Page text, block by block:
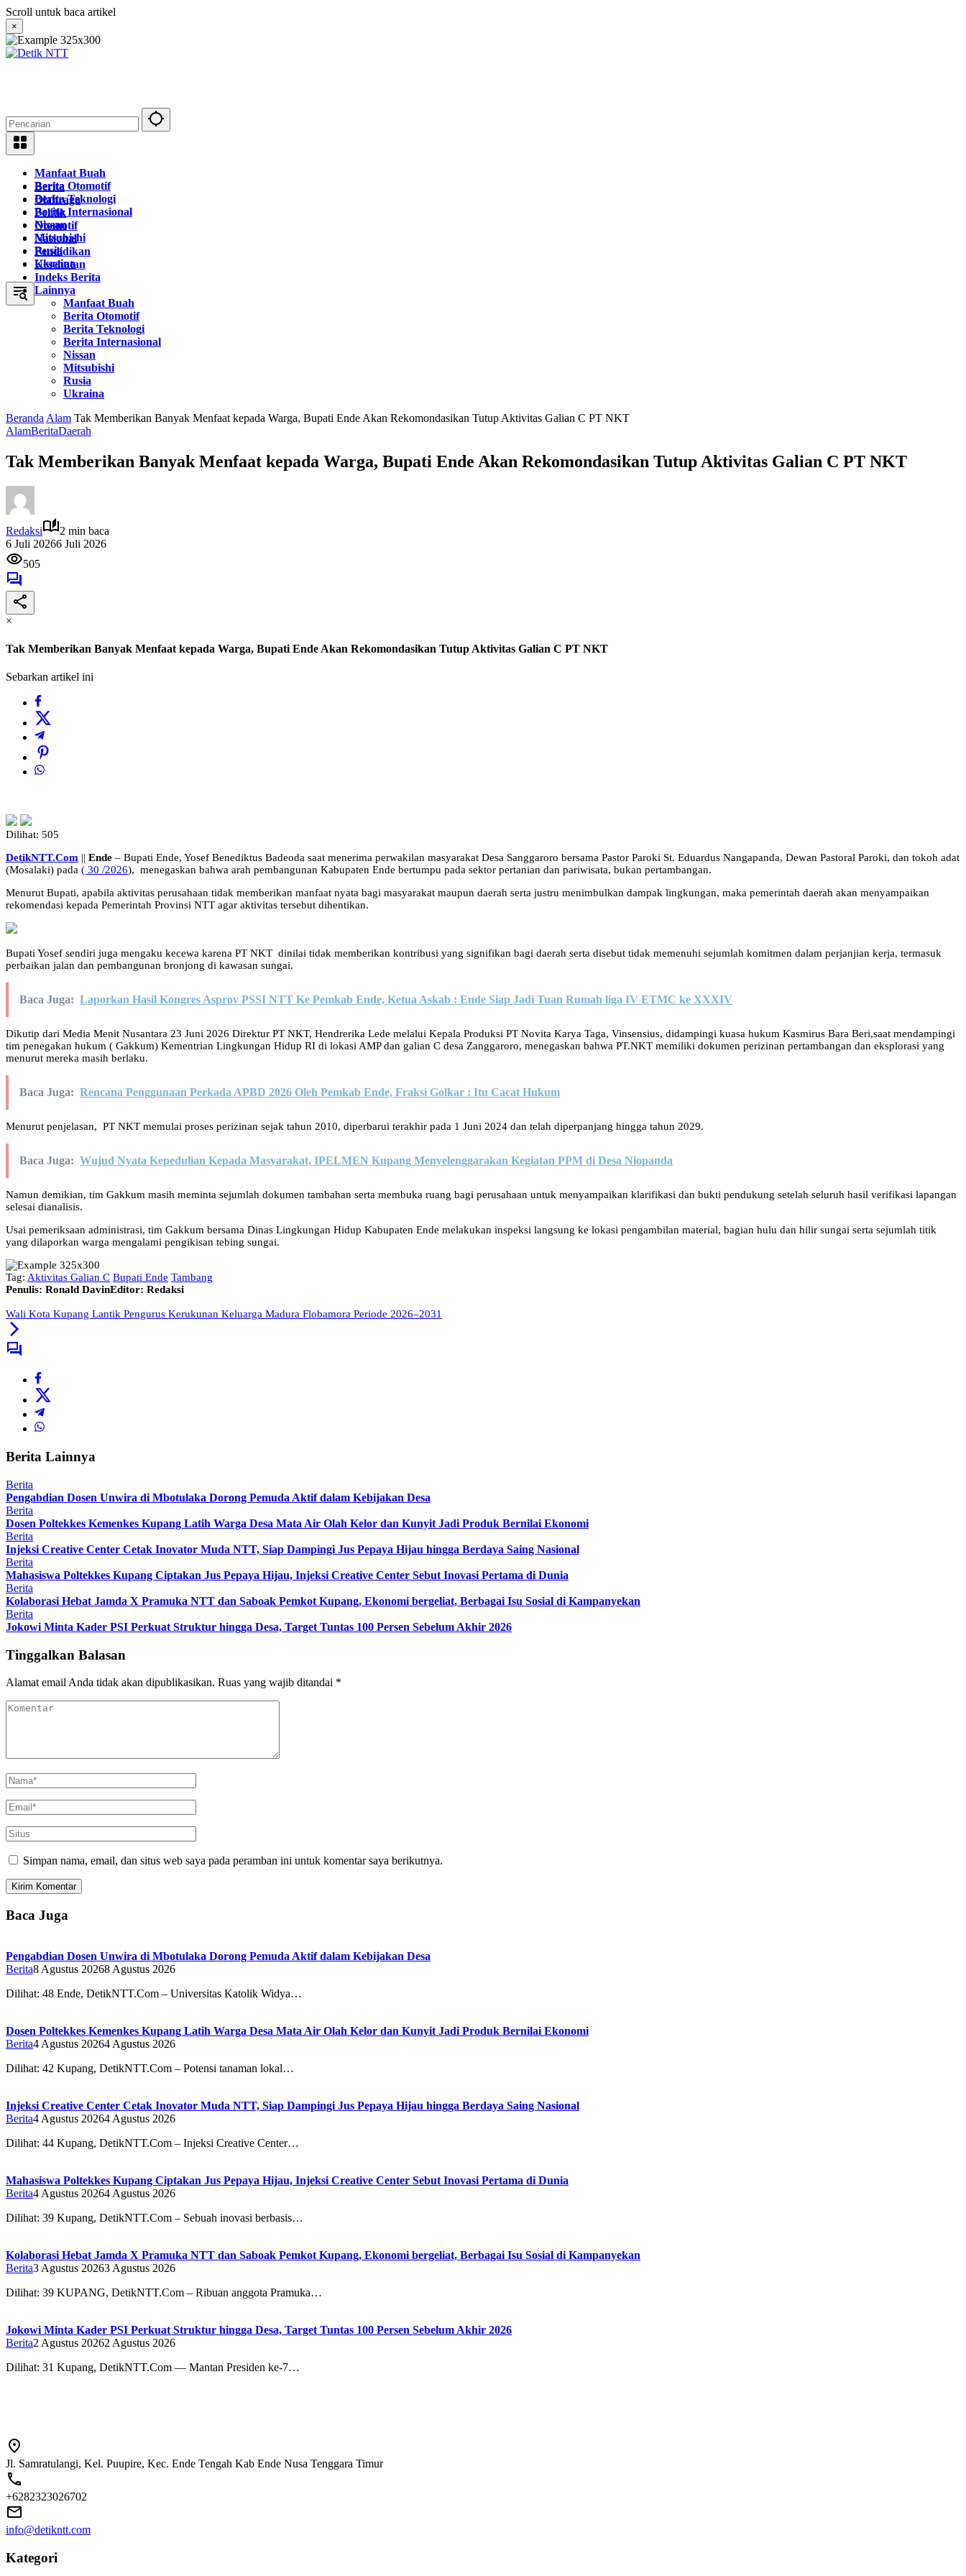
Langsung
ke
konten
Scroll untuk baca artikel
×
Manfaat Buah
Berita Otomotif
Berita Teknologi
Berita Internasional
Nissan
Mitsubishi
Rusia
Ukraina
Berita
Olahraga
Politik
Otomotif
Nasional
Pendidikan
Kesehatan
Indeks Berita
Lainnya
Manfaat Buah
Berita Otomotif
Berita Teknologi
Berita Internasional
Nissan
Mitsubishi
Rusia
Ukraina
Beranda Alam Tak Memberikan Banyak Menfaat kepada Warga, Bupati Ende Akan Rekomondasikan Tutup Aktivitas Galian C PT NKT
AlamBeritaDaerah
Tak Memberikan Banyak Menfaat kepada Warga, Bupati Ende Akan Rekomondasikan Tutup Aktivitas Galian C PT NKT
Redaksi
2 min baca
6 Juli 20266 Juli 2026
505
×
Tak Memberikan Banyak Menfaat kepada Warga, Bupati Ende Akan Rekomondasikan Tutup Aktivitas Galian C PT NKT
Sebarkan artikel ini
Dilihat: 505
DetikNTT.Com || Ende – Bupati Ende, Yosef Benediktus Badeoda saat menerima perwakilan masyarakat Desa Sanggaroro bersama Pastor Paroki St. Eduardus Nangapanda, Dewan Pastoral Paroki, dan tokoh adat
(Mosalaki) pada ( 30 /2026), menegaskan bahwa arah pembangunan Kabupaten Ende bertumpu pada sektor pertanian dan pariwisata, bukan pertambangan.
Menurut Bupati, apabila aktivitas perusahaan tidak memberikan manfaat nyata bagi masyarakat maupun daerah serta justru menimbulkan dampak lingkungan, maka pemerintah daerah akan menyampaikan
rekomendasi kepada Pemerintah Provinsi NTT agar aktivitas tersebut dihentikan.
Bupati Yosef sendiri juga mengaku kecewa karena PT NKT dinilai tidak memberikan kontribusi yang signifikan bagi daerah serta disebut tidak memenuhi sejumlah komitmen dalam perjanjian kerja, termasuk
perbaikan jalan dan pembangunan bronjong di kawasan sungai.
Baca Juga: Laporkan Hasil Kongres Asprov PSSI NTT Ke Pemkab Ende, Ketua Askab : Ende Siap Jadi Tuan Rumah liga IV ETMC ke XXXIV
Dikutip dari Media Menit Nusantara 23 Juni 2026 Direktur PT NKT, Hendrerika Lede melalui Kepala Produksi PT Novita Karya Taga, Vinsensius, didampingi kuasa hukum Kasmirus Bara Beri,saat mendampingi
tim penegakan hukum ( Gakkum) Kementrian Lingkungan Hidup RI di lokasi AMP dan galian C desa Zanggaroro, menegaskan bahwa PT.NKT memiliki dokumen perizinan pertambangan dan eksplorasi yang
menurut mereka masih berlaku.
Baca Juga: Rencana Penggunaan Perkada APBD 2026 Oleh Pemkab Ende, Fraksi Golkar : Itu Cacat Hukum
Menurut penjelasan, PT NKT memulai proses perizinan sejak tahun 2010, diperbarui terakhir pada 1 Juni 2024 dan telah diperpanjang hingga tahun 2029.
Baca Juga: Wujud Nyata Kepedulian Kepada Masyarakat, IPELMEN Kupang Menyelenggarakan Kegiatan PPM di Desa Niopanda
Namun demikian, tim Gakkum masih meminta sejumlah dokumen tambahan serta membuka ruang bagi perusahaan untuk menyampaikan klarifikasi dan bukti pendukung setelah seluruh hasil verifikasi lapangan
selesai dianalisis.
Usai pemeriksaan administrasi, tim Gakkum bersama Dinas Lingkungan Hidup Kabupaten Ende melakukan inspeksi langsung ke lokasi pengambilan material, bagian hulu dan hilir sungai serta sejumlah titik
yang dilaporkan warga mengalami pengikisan tebing sungai.
Tag: Aktivitas Galian C Bupati Ende Tambang
Penulis: Ronald DavinEditor: Redaksi
Wali Kota Kupang Lantik Pengurus Kerukunan Keluarga Madura Flobamora Periode 2026–2031
Berita Lainnya
Berita
Pengabdian Dosen Unwira di Mbotulaka Dorong Pemuda Aktif dalam Kebijakan Desa
Berita
Dosen Poltekkes Kemenkes Kupang Latih Warga Desa Mata Air Olah Kelor dan Kunyit Jadi Produk Bernilai Ekonomi
Berita
Injeksi Creative Center Cetak Inovator Muda NTT, Siap Dampingi Jus Pepaya Hijau hingga Berdaya Saing Nasional
Berita
Mahasiswa Poltekkes Kupang Ciptakan Jus Pepaya Hijau, Injeksi Creative Center Sebut Inovasi Pertama di Dunia
Berita
Kolaborasi Hebat Jamda X Pramuka NTT dan Saboak Pemkot Kupang, Ekonomi bergeliat, Berbagai Isu Sosial di Kampanyekan
Berita
Jokowi Minta Kader PSI Perkuat Struktur hingga Desa, Target Tuntas 100 Persen Sebelum Akhir 2026
Tinggalkan Balasan
Alamat email Anda tidak akan dipublikasikan. Ruas yang wajib ditandai *
Simpan nama, email, dan situs web saya pada peramban ini untuk komentar saya berikutnya.
Baca Juga
Pengabdian Dosen Unwira di Mbotulaka Dorong Pemuda Aktif dalam Kebijakan Desa
Berita8 Agustus 20268 Agustus 2026
Dilihat: 48 Ende, DetikNTT.Com – Universitas Katolik Widya…
Dosen Poltekkes Kemenkes Kupang Latih Warga Desa Mata Air Olah Kelor dan Kunyit Jadi Produk Bernilai Ekonomi
Berita4 Agustus 20264 Agustus 2026
Dilihat: 42 Kupang, DetikNTT.Com – Potensi tanaman lokal…
Injeksi Creative Center Cetak Inovator Muda NTT, Siap Dampingi Jus Pepaya Hijau hingga Berdaya Saing Nasional
Berita4 Agustus 20264 Agustus 2026
Dilihat: 44 Kupang, DetikNTT.Com – Injeksi Creative Center…
Mahasiswa Poltekkes Kupang Ciptakan Jus Pepaya Hijau, Injeksi Creative Center Sebut Inovasi Pertama di Dunia
Berita4 Agustus 20264 Agustus 2026
Dilihat: 39 Kupang, DetikNTT.Com – Sebuah inovasi berbasis…
Kolaborasi Hebat Jamda X Pramuka NTT dan Saboak Pemkot Kupang, Ekonomi bergeliat, Berbagai Isu Sosial di Kampanyekan
Berita3 Agustus 20263 Agustus 2026
Dilihat: 39 ‎‎KUPANG, DetikNTT.Com – Ribuan anggota Pramuka…
Jokowi Minta Kader PSI Perkuat Struktur hingga Desa, Target Tuntas 100 Persen Sebelum Akhir 2026
Berita2 Agustus 20262 Agustus 2026
Dilihat: 31 Kupang, DetikNTT.Com — Mantan Presiden ke-7…
Jl. Samratulangi, Kel. Puupire, Kec. Ende Tengah Kab Ende Nusa Tenggara Timur
+6282323026702
info@detikntt.com
Kategori